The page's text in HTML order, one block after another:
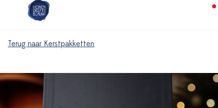
Terug naar Kerstpakketten